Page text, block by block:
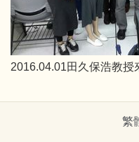
2016.04.01田久保浩教授
繁